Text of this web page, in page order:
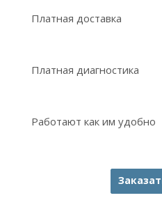
Платная доставка
Платная диагностика
Работают как им удобно